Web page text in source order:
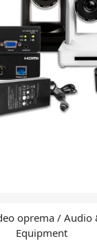
oprema / Audio
Equipment